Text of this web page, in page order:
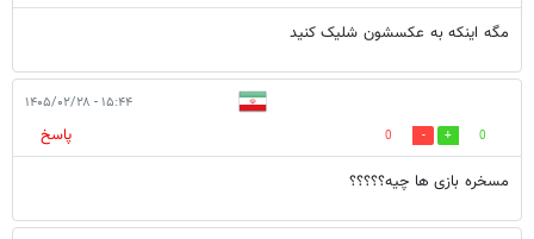
مگه اینکه به عکسشون شلیک کنید
۱۵:۴۴ - ۱۴۰۵/۰۲/۲۸
0
0
پاسخ
مسخره بازی ها چیه؟؟؟؟؟